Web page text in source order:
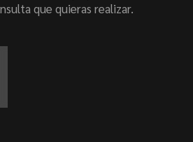
que quieras realizar.